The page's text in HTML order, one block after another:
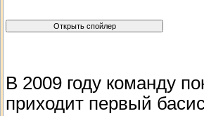
В 2009 году команду
приходит первый